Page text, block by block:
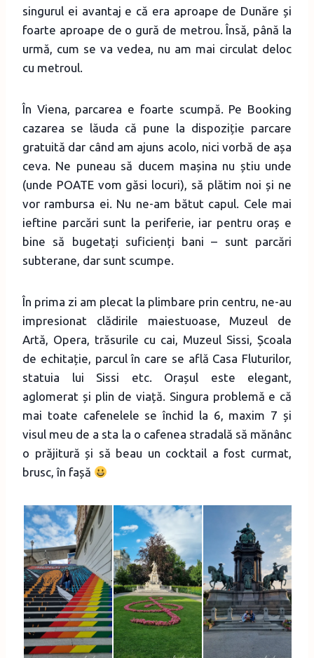
singurul ei avantaj e că era aproape de Dunăre și
foarte aproape de o gură de metrou. Însă, până la
urmă, cum se va vedea, nu am mai circulat deloc
cu metroul.
În Viena, parcarea e foarte scumpă. Pe Booking
cazarea se lăuda că pune la dispoziție parcare
gratuită dar când am ajuns acolo, nici vorbă de așa
ceva. Ne puneau să ducem mașina nu știu unde
(unde POATE vom găsi locuri), să plătim noi și ne
vor rambursa ei. Nu ne-am bătut capul. Cele mai
ieftine parcări sunt la periferie, iar pentru oraș e
bine să bugetați suficienți bani – sunt parcări
subterane, dar sunt scumpe.
În prima zi am plecat la plimbare prin centru, ne-au
impresionat clădirile maiestuoase, Muzeul de
Artă, Opera, trăsurile cu cai, Muzeul Sissi, Școala
de echitație, parcul în care se află Casa Fluturilor,
statuia lui Sissi etc. Orașul este elegant,
aglomerat și plin de viață. Singura problemă e că
mai toate cafenelele se închid la 6, maxim 7 și
visul meu de a sta la o cafenea stradală să mănânc
o prăjitură și să beau un cocktail a fost curmat,
brusc, în fașă